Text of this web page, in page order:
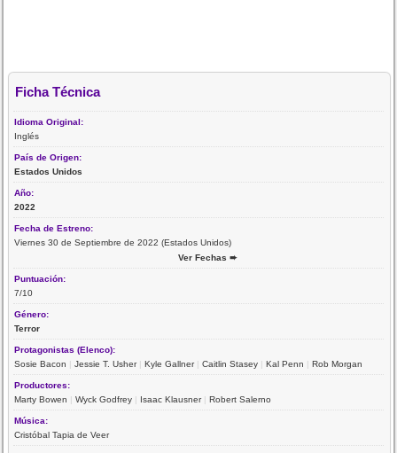
Ficha Técnica
Idioma Original:
Inglés
País de Origen:
Estados Unidos
Año:
2022
Fecha de Estreno:
Viernes 30 de Septiembre de 2022 (Estados Unidos)
Ver Fechas ➨
Puntuación:
7/10
Género:
Terror
Protagonistas (Elenco):
Sosie Bacon |Jessie T. Usher|Kyle Gallner|Caitlin Stasey |Kal Penn |Rob Morgan
Productores:
Marty Bowen |Wyck Godfrey | Isaac Klausner|Robert Salerno
Música:
Cristóbal Tapia de Veer